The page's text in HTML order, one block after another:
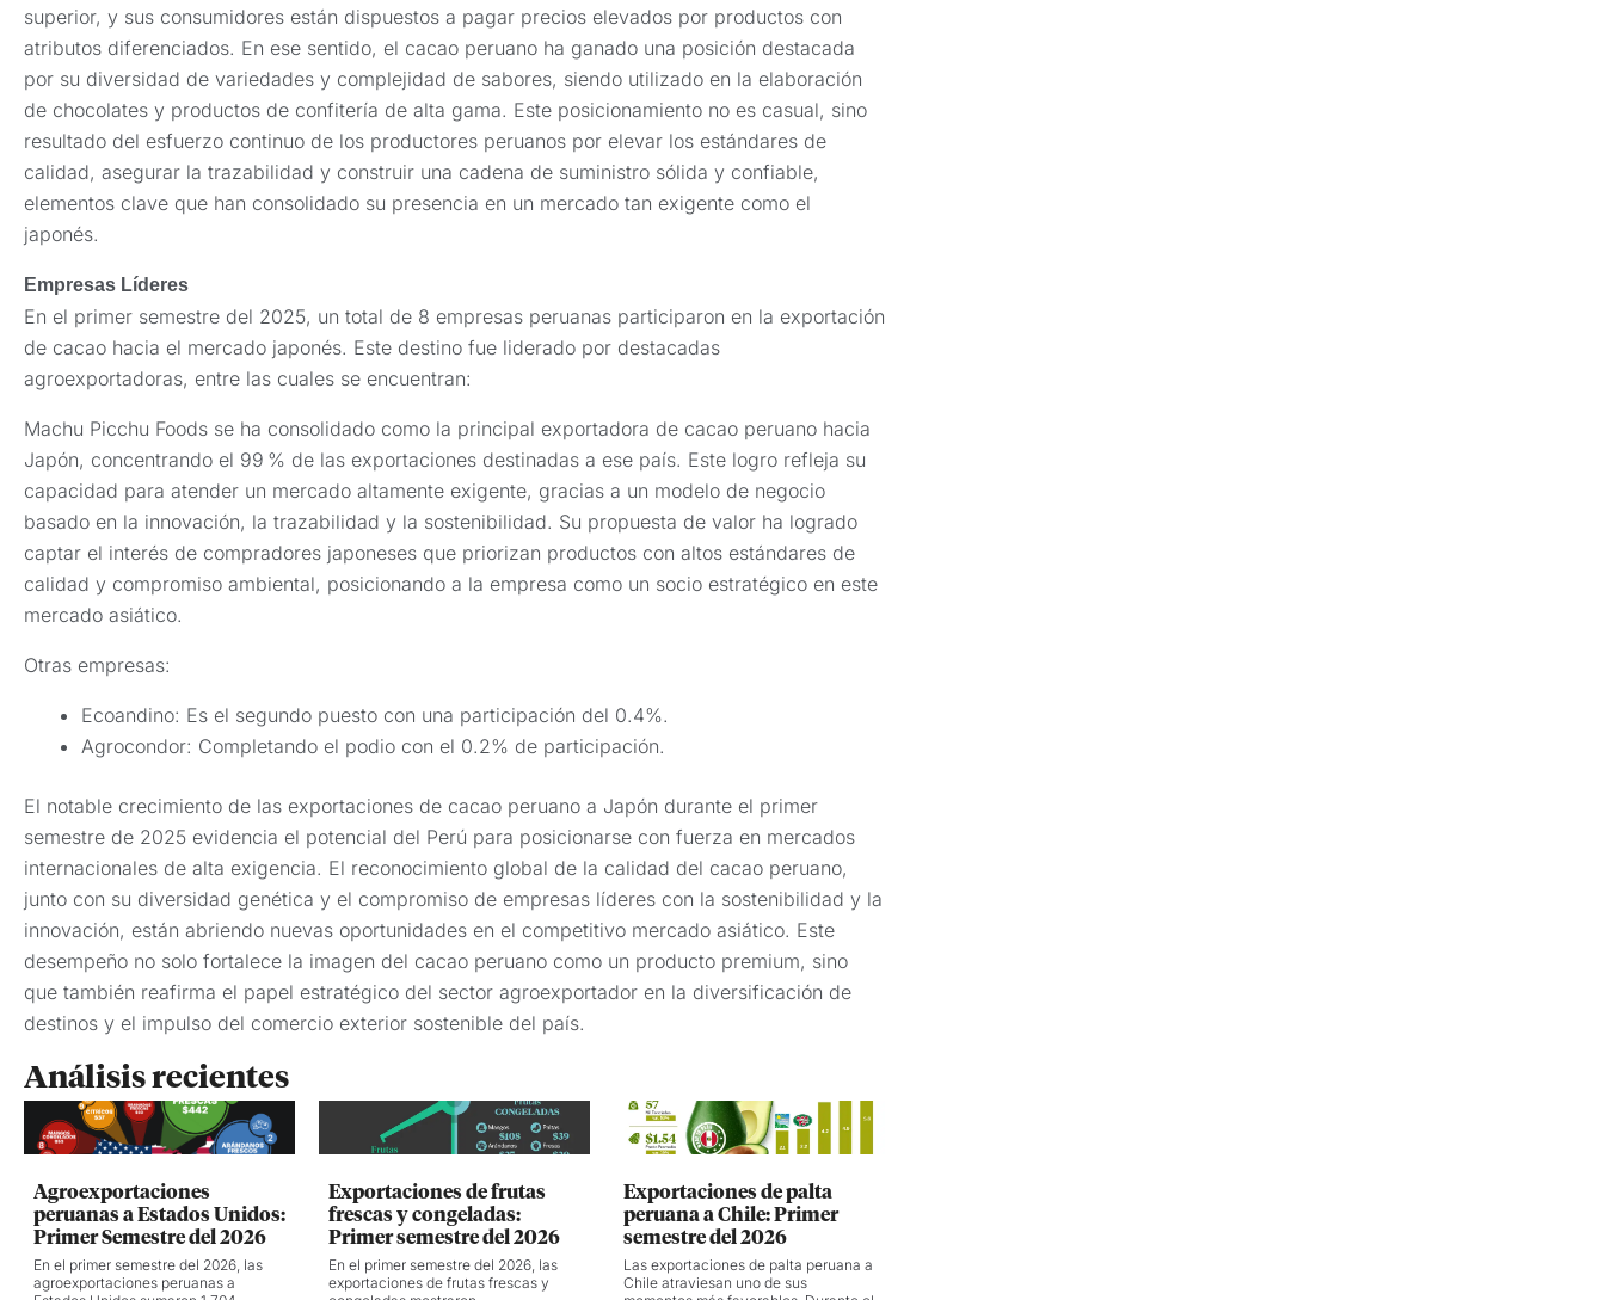
superior, y sus consumidores están dispuestos a pagar precios elevados por productos con
atributos diferenciados. En ese sentido, el cacao peruano ha ganado una posición destacada
por su diversidad de variedades y complejidad de sabores, siendo utilizado en la elaboración
de chocolates y productos de confitería de alta gama. Este posicionamiento no es casual, sino
resultado del esfuerzo continuo de los productores peruanos por elevar los estándares de
calidad, asegurar la trazabilidad y construir una cadena de suministro sólida y confiable,
elementos clave que han consolidado su presencia en un mercado tan exigente como el
japonés.
Empresas Líderes
En el primer semestre del 2025, un total de 8 empresas peruanas participaron en la exportación
de cacao hacia el mercado japonés. Este destino fue liderado por destacadas
agroexportadoras, entre las cuales se encuentran:
Machu Picchu Foods se ha consolidado como la principal exportadora de cacao peruano hacia
Japón, concentrando el 99 % de las exportaciones destinadas a ese país. Este logro refleja su
capacidad para atender un mercado altamente exigente, gracias a un modelo de negocio
basado en la innovación, la trazabilidad y la sostenibilidad. Su propuesta de valor ha logrado
captar el interés de compradores japoneses que priorizan productos con altos estándares de
calidad y compromiso ambiental, posicionando a la empresa como un socio estratégico en este
mercado asiático.
Otras empresas:
Ecoandino: Es el segundo puesto con una participación del 0.4%.
Agrocondor: Completando el podio con el 0.2% de participación.
El notable crecimiento de las exportaciones de cacao peruano a Japón durante el primer
semestre de 2025 evidencia el potencial del Perú para posicionarse con fuerza en mercados
internacionales de alta exigencia. El reconocimiento global de la calidad del cacao peruano,
junto con su diversidad genética y el compromiso de empresas líderes con la sostenibilidad y la
innovación, están abriendo nuevas oportunidades en el competitivo mercado asiático. Este
desempeño no solo fortalece la imagen del cacao peruano como un producto premium, sino
que también reafirma el papel estratégico del sector agroexportador en la diversificación de
destinos y el impulso del comercio exterior sostenible del país.
Análisis recientes
Agroexportaciones
peruanas a Estados Unidos:
Primer Semestre del 2026
En el primer semestre del 2026, las
agroexportaciones peruanas a
Exportaciones de frutas
frescas y congeladas:
Primer semestre del 2026
En el primer semestre del 2026, las
exportaciones de frutas frescas y
Exportaciones de palta
peruana a Chile: Primer
semestre del 2026
Las exportaciones de palta peruana a
Chile atraviesan uno de sus